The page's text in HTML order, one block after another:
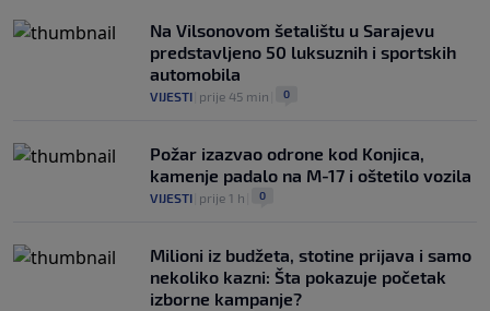
Na Vilsonovom šetalištu u Sarajevu
predstavljeno 50 luksuznih i sportskih
automobila
VIJESTI prije 45 min 0
Požar izazvao odrone kod Konjica,
kamenje padalo na M-17 i oštetilo vozila
VIJESTI prije 1 h 0
Milioni iz budžeta, stotine prijava i samo
nekoliko kazni: Šta pokazuje početak
izborne kampanje?